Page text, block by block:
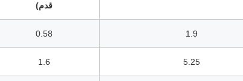
قدم)
0.58 1.9
1.6 5.25